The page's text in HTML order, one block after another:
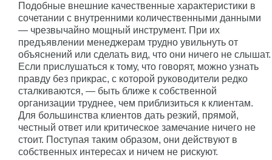
Подобные внешние качественные характеристики в
сочетании с внутренними количественными данными
— чрезвычайно мощный инструмент. При их
предъявлении менеджерам трудно увильнуть от
объяснений или сделать вид, что они ничего не слышат.
Если прислушаться к тому, что говорят, можно узнать
правду без прикрас, с которой руководители редко
сталкиваются, — быть ближе к собственной
организации труднее, чем приблизиться к клиентам.
Для большинства клиентов дать резкий, прямой,
честный ответ или критическое замечание ничего не
стоит. Поступая таким образом, они действуют в
собственных интересах и ничем не рискуют.